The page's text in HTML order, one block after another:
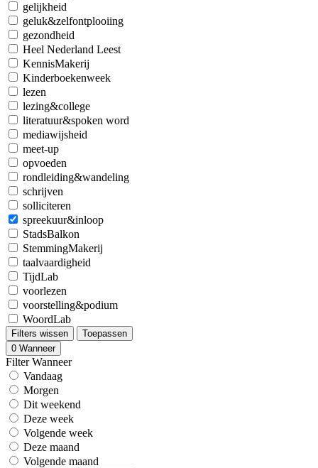
gelijkheid
geluk&zelfontplooiing
gezondheid
Heel Nederland Leest
KennisMakerij
Kinderboekenweek
lezen
lezing&college
literatuur&spoken word
mediawijsheid
meet-up
opvoeden
rondleiding&wandeling
schrijven
solliciteren
spreekuur&inloop
StadsBalkon
StemmingMakerij
taalvaardigheid
TijdLab
voorlezen
voorstelling&podium
WoordLab
Filters wissen
Toepassen
0 Wanneer
Filter Wanneer
Vandaag
Morgen
Dit weekend
Deze week
Volgende week
Deze maand
Volgende maand